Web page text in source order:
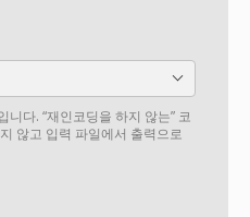
다. “재인코딩을 하지 않는” 코
않고 입력 파일에서 출력으로